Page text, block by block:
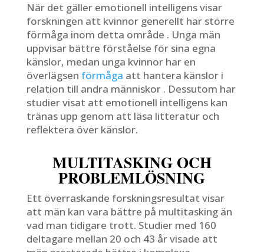
När det gäller emotionell intelligens visar
forskningen att kvinnor generellt har större
förmåga inom detta område . Unga män
uppvisar bättre förståelse för sina egna
känslor, medan unga kvinnor har en
överlägsen förmåga att hantera känslor i
relation till andra människor . Dessutom har
studier visat att emotionell intelligens kan
tränas upp genom att läsa litteratur och
reflektera över känslor.
MULTITASKING OCH
PROBLEMLÖSNING
Ett överraskande forskningsresultat visar
att män kan vara bättre på multitasking än
vad man tidigare trott. Studier med 160
deltagare mellan 20 och 43 år visade att